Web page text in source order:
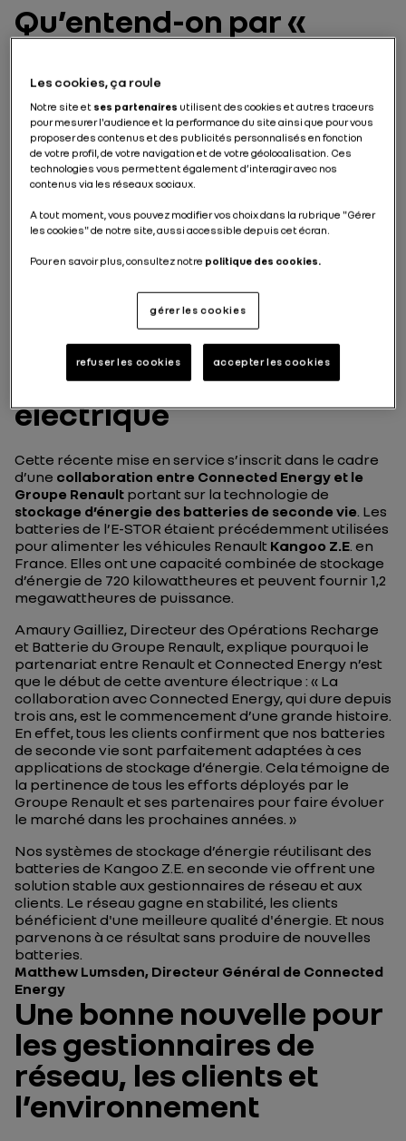
Qu’entend-on par «
seconde vie » en ce qui
concerne les batteries
de véhicules ?
Lorsqu’une batterie utilisée pour l’alimentation en
énergie d’une voiture électrique arrive en fin de vie, le
processus ne s’arrête pas là. Bien que la première
d’une batteriedure entre 10 et 15 ans, elle a encore
une capacité d’au moins 75 %. Cela signifie qu’elle
applications telles quele stockage d’énergie
Groupe Renault et
Connected Energy : le
début d’une aventure
électrique
Cette récente mise en service s’inscrit dans le cadre
d’une collaboration entre Connected Energy et le
Groupe Renault portant sur la technologie de
stockage d’énergie des batteries de seconde vie. Les
batteries de l’E-STOR étaient précédemment utilisées
pour alimenter les véhicules Renault Kangoo Z.E. en
France. Elles ont une capacité combinée de stockage
d’énergie de 720 kilowattheures et peuvent fournir 1,2
megawattheures de puissance.
Amaury Gailliez, Directeur des Opérations Recharge
et Batterie du Groupe Renault, explique pourquoi le
partenariat entre Renault et Connected Energy n’est
que le début de cette aventure électrique : « La
collaboration avec Connected Energy, qui dure depuis
trois ans, est le commencement d’une grande histoire.
En effet, tous les clients confirment que nos batteries
de seconde vie sont parfaitement adaptées à ces
applications de stockage d’énergie. Cela témoigne de
la pertinence de tous les efforts déployés par le
Groupe Renault et ses partenaires pour faire évoluer
le marché dans les prochaines années. »
Nos systèmes de stockage d’énergie réutilisant des
batteries de Kangoo Z.E. en seconde vie offrent une
solution stable aux gestionnaires de réseau et aux
clients. Le réseau gagne en stabilité, les clients
bénéficient d'une meilleure qualité d'énergie. Et nous
parvenons à ce résultat sans produire de nouvelles
batteries.
Matthew Lumsden, Directeur Général de Connected
Energy
Une bonne nouvelle pour
les gestionnaires de
réseau, les clients et
l’environnement
Les cookies, ça roule
Notre site et ses partenaires utilisent des cookies et autres traceurs
pour mesurer l'audience et la performance du site ainsi que pour vous
proposer des contenus et des publicités personnalisés en fonction
de votre profil, de votre navigation et de votre géolocalisation. Ces
technologies vous permettent également d’interagir avec nos
contenus via les réseaux sociaux.
A tout moment, vous pouvez modifier vos choix dans la rubrique "Gérer
les cookies" de notre site, aussi accessible depuis cet écran.
Pour en savoir plus, consultez notre politique des cookies.
gérer les cookies
refuser les cookies accepter les cookies